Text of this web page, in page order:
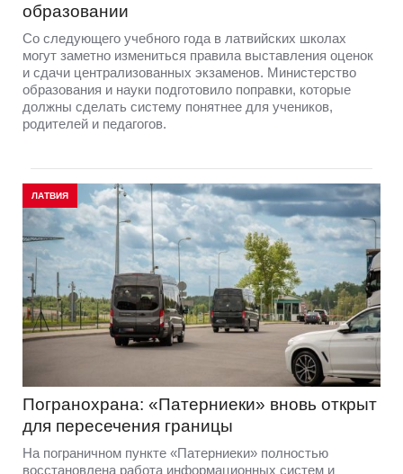
образовании
Со следующего учебного года в латвийских школах
могут заметно измениться правила выставления оценок
и сдачи централизованных экзаменов. Министерство
образования и науки подготовило поправки, которые
должны сделать систему понятнее для учеников,
родителей и педагогов.
ЛАТВИЯ
Погранохрана: «Патерниеки» вновь открыт
для пересечения границы
На пограничном пункте «Патерниеки» полностью
восстановлена работа информационных систем и